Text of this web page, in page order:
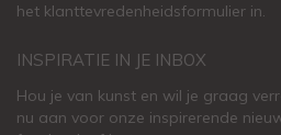
het klanttevredenheidsformulier in.
INSPIRATIE IN JE INBOX
Hou je van kunst en wil je graag
nu aan voor onze inspirerende